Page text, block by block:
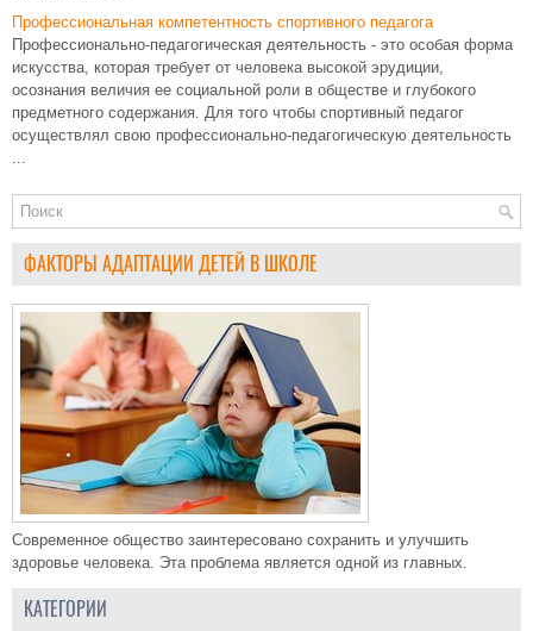
Профессиональная компетентность спортивного педагога
Профессионально-педагогическая деятельность - это особая форма
искусства, которая требует от человека высокой эрудиции,
осознания величия ее социальной роли в обществе и глубокого
предметного содержания. Для того чтобы спортивный педагог
осуществлял свою профессионально-педагогическую деятельность
...
ФАКТОРЫ АДАПТАЦИИ ДЕТЕЙ В ШКОЛЕ
Современное общество заинтересовано сохранить и улучшить
здоровье человека. Эта проблема является одной из главных.
КАТЕГОРИИ